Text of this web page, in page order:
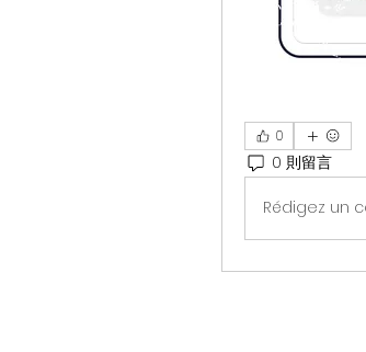
0
0 則留言
Rédigez un